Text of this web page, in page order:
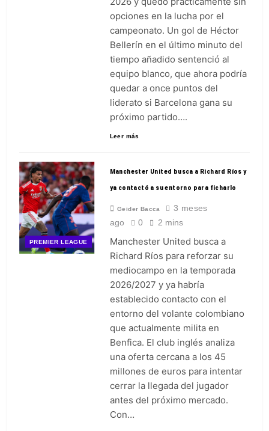
3 Días Ago
opciones en la lucha por el
campeonato. Un gol de Héctor
Bellerín en el último minuto del
tiempo añadido sentenció al
equipo blanco, que ahora podría
quedar a once puntos del
liderato si Barcelona gana su
próximo partido….
Leer más
PREMIER LEAGUE
Manchester United busca a Richard Ríos y
ya contactó a su entorno para ficharlo
Geider Bacca
3 meses
ago
0 2 mins
Manchester United busca a
Richard Ríos para reforzar su
mediocampo en la temporada
2026/2027 y ya habría
establecido contacto con el
entorno del volante colombiano
que actualmente milita en
Benfica. El club inglés analiza
una oferta cercana a los 45
millones de euros para intentar
cerrar la llegada del jugador
antes del próximo mercado.
Con…